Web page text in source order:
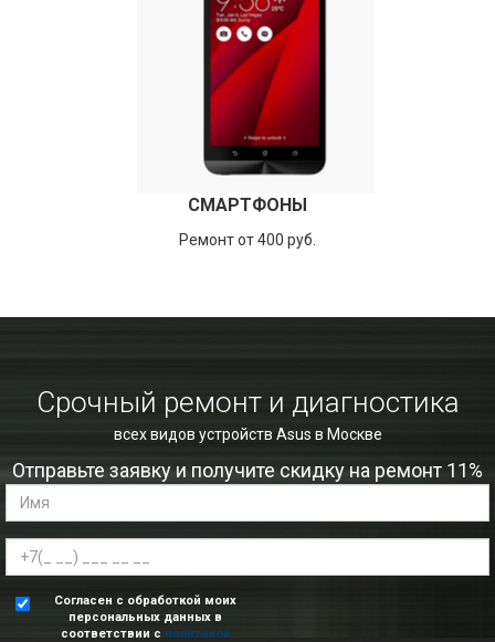
СМАРТФОНЫ
Ремонт от 400 руб.
Срочный ремонт и диагностика
всех видов устройств Asus в Москве
Отправьте заявку и получите скидку на ремонт 11%
Согласен с обработкой моих
персональных данных в
соответствии с политикой